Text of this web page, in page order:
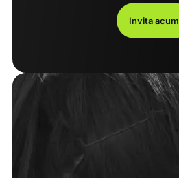
Invita acum